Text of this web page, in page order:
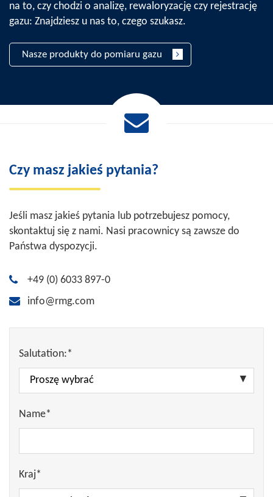
na to, czy chodzi o analizę, rewaloryzację czy rejestrację
gazu: Znajdziesz u nas to, czego szukasz.
Nasze produkty do pomiaru gazu
Czy masz jakieś pytania?
Jeśli masz jakieś pytania lub potrzebujesz pomocy,
skontaktuj się z nami. Nasi pracownicy są zawsze do
Państwa dyspozycji.
+49 (0) 6033 897-0
info@rmg.com
Salutation:*
Name*
Kraj*